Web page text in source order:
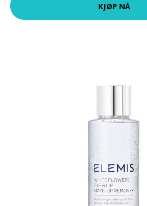
KJØP NÅ